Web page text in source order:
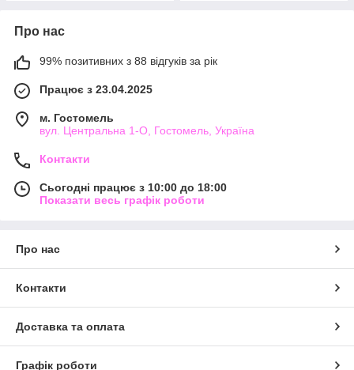
Про нас
99% позитивних з 88 відгуків за рік
Працює з 23.04.2025
м. Гостомель
вул. Центральна 1-О, Гостомель, Україна
Контакти
Сьогодні працює з 10:00 до 18:00
Показати весь графік роботи
Про нас
Контакти
Доставка та оплата
Графік роботи